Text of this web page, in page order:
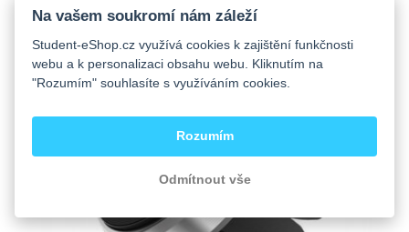
Na vašem soukromí nám záleží
Student-eShop.cz využívá cookies k zajištění funkčnosti
webu a k personalizaci obsahu webu. Kliknutím na
"Rozumím" souhlasíte s využíváním cookies.
Rozumím
Odmítnout vše